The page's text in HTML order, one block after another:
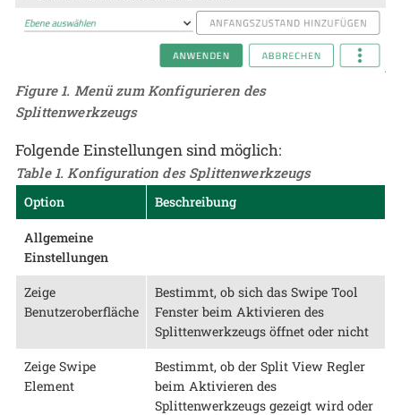
Figure 1. Menü zum Konfigurieren des
Splittenwerkzeugs
Folgende Einstellungen sind möglich:
Table 1. Konfiguration des Splittenwerkzeugs
Option Beschreibung
Allgemeine
Einstellungen
Zeige
Benutzeroberfläche
Bestimmt, ob sich das Swipe Tool
Fenster beim Aktivieren des
Splittenwerkzeugs öffnet oder nicht
Zeige Swipe
Element
Bestimmt, ob der Split View Regler
beim Aktivieren des
Splittenwerkzeugs gezeigt wird oder